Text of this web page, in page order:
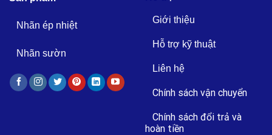
Nhãn ép nhiệt
Nhãn sườn
Giới thiệu
Hỗ trợ kỹ thuật
Liên hệ
Chính sách vận chuyển
Chính sách đổi trả và
hoàn tiền